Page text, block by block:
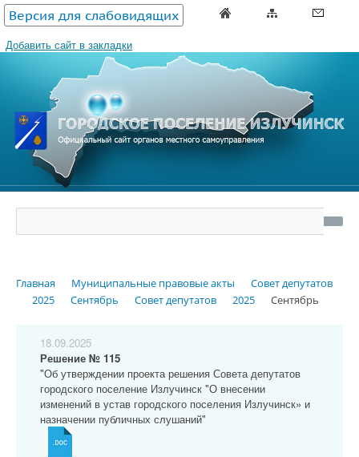
Версия для слабовидящих
Добавить сайт в закладки
Главная Муниципальные правовые акты
Совет депутатов
2025
Сентябрь Совет депутатов 2025 Сентябрь
18.09.2025
Решение № 115
"Об утверждении проекта решения Совета депутатов
городского поселение Излучинск "О внесении
изменений в устав городского поселения Излучинск» и
назначении публичных слушаний"